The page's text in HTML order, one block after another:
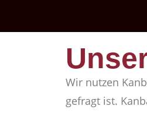
Wir nutzen
gefragt ist.